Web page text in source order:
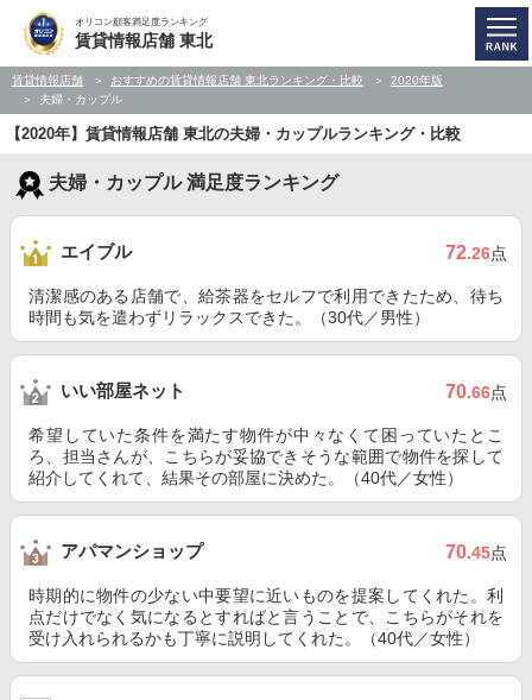
オリコン顧客満足度ランキング
賃貸情報店舗 東北
賃貸情報店舗 おすすめの賃貸情報店舗 東北ランキング・比較
2020年版
夫婦・カップル
【2020年】賃貸情報店舗 東北の夫婦・カップルランキング・比較
夫婦・カップル 満足度ランキング
エイブル 72.26点
清潔感のある店舗で、給茶器をセルフで利用できたため、待ち
時間も気を遣わずリラックスできた。（30代／男性）
いい部屋ネット 70.66点
希望していた条件を満たす物件が中々なくて困っていたとこ
ろ、担当さんが、こちらが妥協できそうな範囲で物件を探して
紹介してくれて、結果その部屋に決めた。（40代／女性）
アパマンショップ 70.45点
時期的に物件の少ない中要望に近いものを提案してくれた。利
点だけでなく気になるとすればと言うことで、こちらがそれを
受け入れられるかも丁寧に説明してくれた。（40代／女性）